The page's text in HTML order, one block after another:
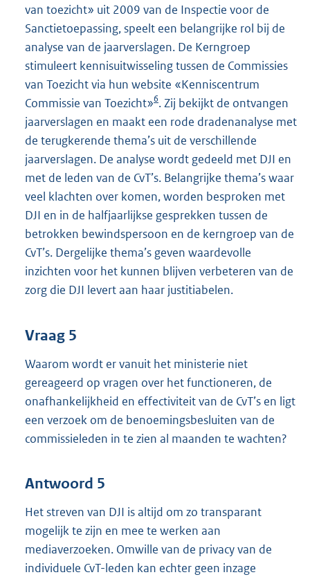
van toezicht» uit 2009 van de Inspectie voor de
Sanctietoepassing, speelt een belangrijke rol bij de
analyse van de jaarverslagen. De Kerngroep
stimuleert kennisuitwisseling tussen de Commissies
van Toezicht via hun website «Kenniscentrum
Commissie van Toezicht»6. Zij bekijkt de ontvangen
jaarverslagen en maakt een rode dradenanalyse met
de terugkerende thema’s uit de verschillende
jaarverslagen. De analyse wordt gedeeld met DJI en
met de leden van de CvT’s. Belangrijke thema’s waar
veel klachten over komen, worden besproken met
DJI en in de halfjaarlijkse gesprekken tussen de
betrokken bewindspersoon en de kerngroep van de
CvT’s. Dergelijke thema’s geven waardevolle
inzichten voor het kunnen blijven verbeteren van de
zorg die DJI levert aan haar justitiabelen.
Vraag 5
Waarom wordt er vanuit het ministerie niet
gereageerd op vragen over het functioneren, de
onafhankelijkheid en effectiviteit van de CvT’s en ligt
een verzoek om de benoemingsbesluiten van de
commissieleden in te zien al maanden te wachten?
Antwoord 5
Het streven van DJI is altijd om zo transparant
mogelijk te zijn en mee te werken aan
mediaverzoeken. Omwille van de privacy van de
individuele CvT-leden kan echter geen inzage